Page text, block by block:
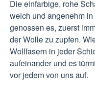
Die einfarbige, rohe
weich und angenehm
genossen es, zuerst
der Wolle zu zupfen.
Wollfasern in jeder
aufeinander und es
vor jedem von uns auf.